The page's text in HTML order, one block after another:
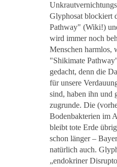
Glyphosat blockiert
Pathway" (Wiki!)
wird immer noch
Menschen harmlos,
"Shikimate
gedacht, denn die
für unsere
sind, haben ihn und
zugrunde. Die
Bodenbakterien im
bleibt tote Erde
schon länger –
natürlich auch.
„endokriner